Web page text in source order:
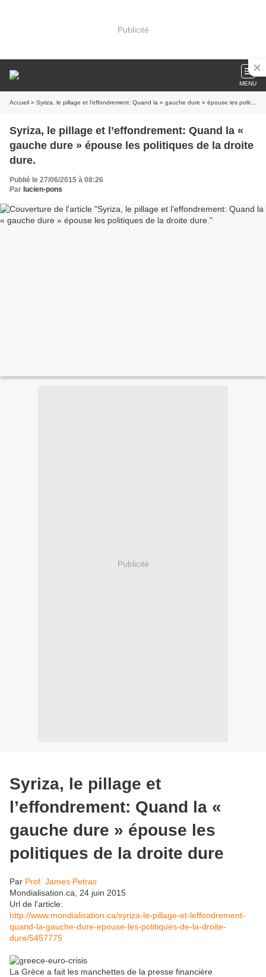
Publicité
MENU
Accueil » Syriza, le pillage et l’effondrement: Quand la « gauche dure » épouse les politiques de la droite dure.
Syriza, le pillage et l’effondrement: Quand la «
gauche dure » épouse les politiques de la droite
dure.
Publié le 27/06/2015 à 08:26
Par lucien-pons
Publicité
Syriza, le pillage et
l’effondrement: Quand la «
gauche dure » épouse les
politiques de la droite dure
Par Prof. James Petras
Mondialisation.ca, 24 juin 2015
Url de l'article:
http://www.mondialisation.ca/syriza-le-pillage-et-leffondrement-
quand-la-gauche-dure-epouse-les-politiques-de-la-droite-
dure/5457775
La Grèce a fait les manchettes de la presse financière